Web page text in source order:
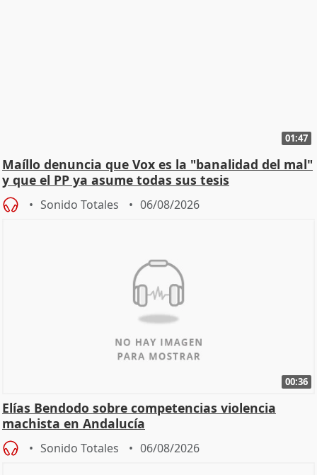
01:47
Maíllo denuncia que Vox es la "banalidad del mal"
y que el PP ya asume todas sus tesis
Sonido Totales 06/08/2026
00:36
Elías Bendodo sobre competencias violencia
machista en Andalucía
Sonido Totales 06/08/2026